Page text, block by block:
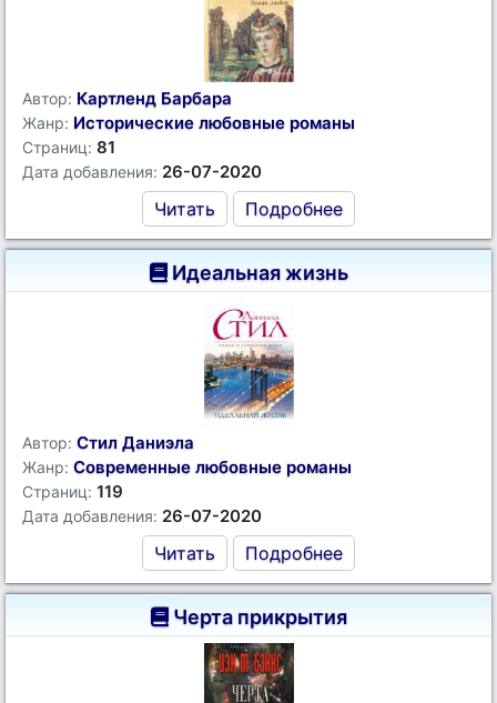
Автор: Картленд Барбара
Жанр: Исторические любовные романы
Страниц: 81
Дата добавления: 26-07-2020
Читать Подробнее
Идеальная жизнь
Автор: Стил Даниэла
Жанр: Современные любовные романы
Страниц: 119
Дата добавления: 26-07-2020
Читать Подробнее
Черта прикрытия